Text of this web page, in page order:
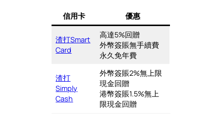
信用卡 優惠
渣打Smart
Card
高達5%回贈
外幣簽賬無手續費
永久免年費
渣打
Simply
Cash
外幣簽賬2%無上限
現金回贈
港幣簽賬1.5%無上
限現金回贈